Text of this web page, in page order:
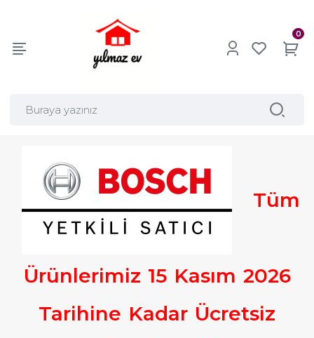
0
Tüm
Ürünlerimiz 15 Kasım 2026
Tarihine Kadar Ücretsiz